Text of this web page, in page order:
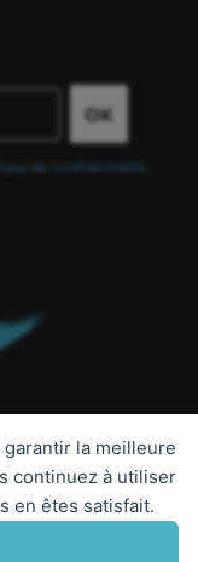
la meilleure
continuez à utiliser
en êtes satisfait.